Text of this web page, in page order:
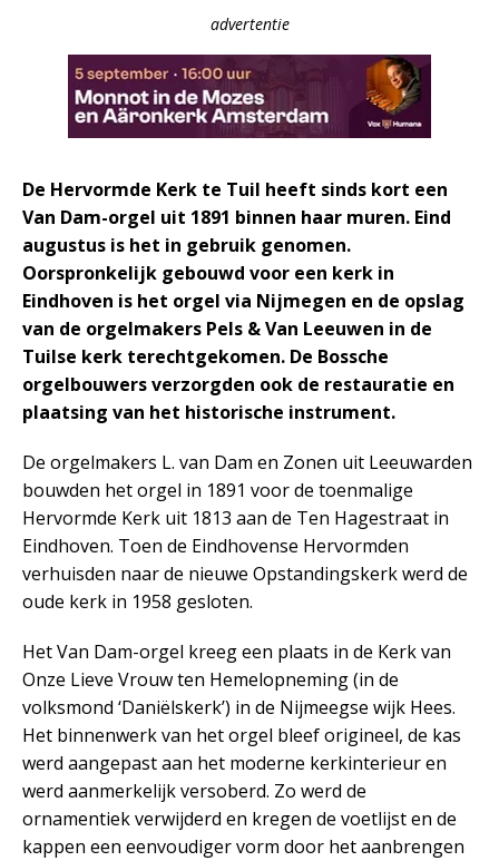
advertentie
De Hervormde Kerk te Tuil heeft sinds kort een
Van Dam-orgel uit 1891 binnen haar muren. Eind
augustus is het in gebruik genomen.
Oorspronkelijk gebouwd voor een kerk in
Eindhoven is het orgel via Nijmegen en de opslag
van de orgelmakers Pels & Van Leeuwen in de
Tuilse kerk terechtgekomen. De Bossche
orgelbouwers verzorgden ook de restauratie en
plaatsing van het historische instrument.
De orgelmakers L. van Dam en Zonen uit Leeuwarden
bouwden het orgel in 1891 voor de toenmalige
Hervormde Kerk uit 1813 aan de Ten Hagestraat in
Eindhoven. Toen de Eindhovense Hervormden
verhuisden naar de nieuwe Opstandingskerk werd de
oude kerk in 1958 gesloten.
Het Van Dam-orgel kreeg een plaats in de Kerk van
Onze Lieve Vrouw ten Hemelopneming (in de
volksmond ‘Daniëlskerk’) in de Nijmeegse wijk Hees.
Het binnenwerk van het orgel bleef origineel, de kas
werd aangepast aan het moderne kerkinterieur en
werd aanmerkelijk versoberd. Zo werd de
ornamentiek verwijderd en kregen de voetlijst en de
kappen een eenvoudiger vorm door het aanbrengen